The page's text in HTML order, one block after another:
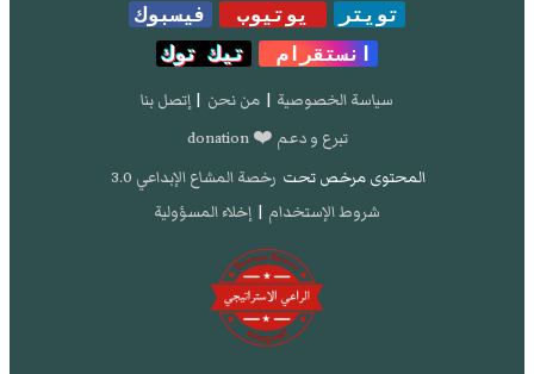
تويتر يوتيوب
فيسبوك
انستقرام
تيك توك
سياسة الخصوصية | من نحن | إتصل بنا
تبرع و دعم ❤️ donation
المحتوى مرخص تحت رخصة المشاع الإبداعي 3.0
شروط الإستخدام | إخلاء المسؤولية